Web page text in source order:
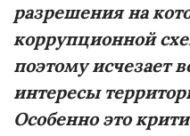
разрешения на
коррупционной
поэтому исчезает
интересы
Особенно это